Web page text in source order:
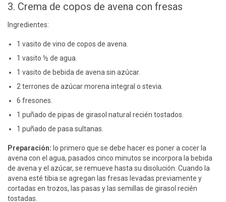
3. Crema de copos de avena con fresas
Ingredientes:
1 vasito de vino de copos de avena.
1 vasito ½ de agua.
1 vasito de bebida de avena sin azúcar.
2 terrones de azúcar morena integral o stevia.
6 fresones.
1 puñado de pipas de girasol natural recién tostados.
1 puñado de pasa sultanas.
Preparación: lo primero que se debe hacer es poner a cocer la
avena con el agua, pasados cinco minutos se incorpora la bebida
de avena y el azúcar, se remueve hasta su disolución. Cuando la
avena esté tibia se agregan las fresas levadas previamente y
cortadas en trozos, las pasas y las semillas de girasol recién
tostadas.